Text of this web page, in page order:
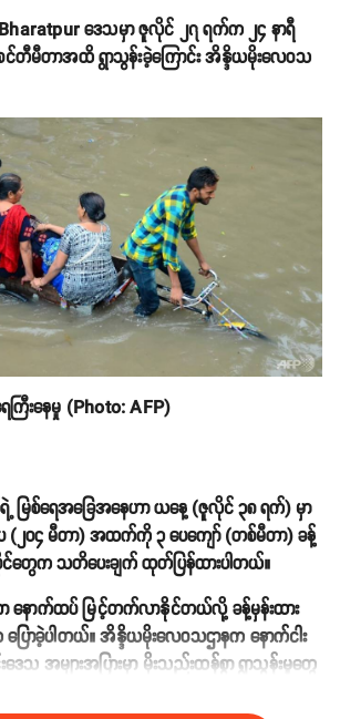
ဒေသမှာ ဇူလိုင် ၂၇ ရက်က ၂၄ နာရီ
င်တီမီတာအထိ ရွာသွန်းခဲ့ကြောင်း အိန္ဒိယမိုးလေဝသ
ကြီးနေမှု (Photo: AFP)
မြစ်ရေအခြေအနေဟာ ယနေ့ (ဇူလိုင် ၃၈ ရက်) မှာ
(၂၀၄ မီတာ) အထက်ကို ၃ ပေကျော် (တစ်မီတာ) ခန့်
တွေက သတိပေးချက် ထုတ်ပြန်ထားပါတယ်။
ာ နောက်ထပ် မြင့်တက်လာနိုင်တယ်လို့ ခန့်မှန်းထား
ြောခဲ့ပါတယ်။ အိန္ဒိယမိုးလေဝသဌာနက နောက်ငါး
ေသ အများအပြားမှာ မိုးသည်းထန်စွာ ရွာသွန်းမှုတွေ